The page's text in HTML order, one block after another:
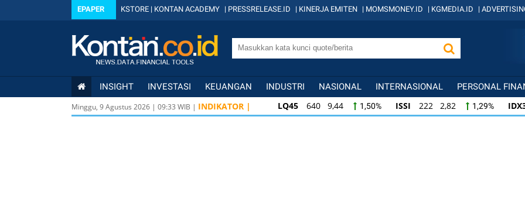
EPAPER KSTORE | KONTAN ACADEMY | PRESSRELEASE.ID | KINERJA EMITEN | MOMSMONEY.ID | KGMEDIA.ID |
INSIGHT INVESTASI KEUANGAN INDUSTRI NASIONAL INTERNASIONAL PERSONAL
Minggu, 9 Agustus 2026 | 09:33 WIB | INDIKATOR | LQ45 640 9,44 1,50% ISSI 222 2,82 1,29%
ISSI
222 2,82 1,29% IDX30 359 5,14 1,45%